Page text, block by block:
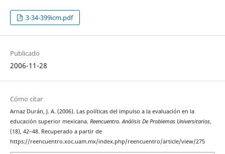
3-34-399icm.pdf
Publicado
2006-11-28
Cómo citar
Arnaz Durán, J. A. (2006). Las políticas del impulso a la evaluación en la
educación superior mexicana. Reencuentro. Análisis De Problemas Universitarios,
(18), 42–48. Recuperado a partir de
https://reencuentro.xoc.uam.mx/index.php/reencuentro/article/view/275